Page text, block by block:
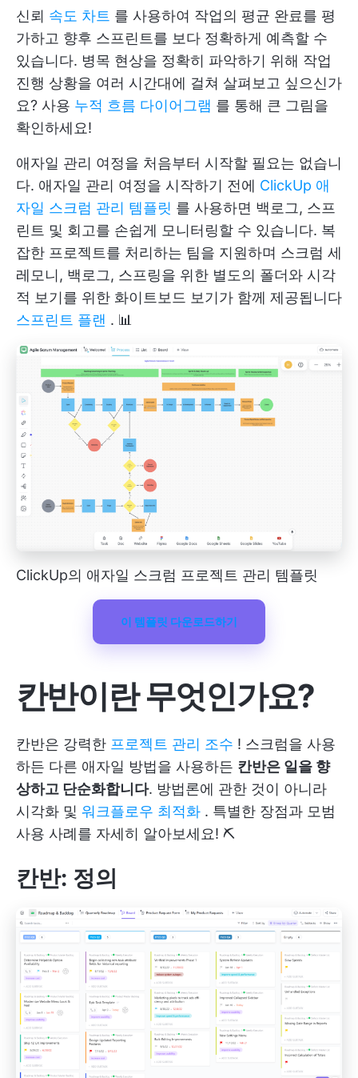
신뢰 속도 차트 를 사용하여 작업의 평균 완료를 평
가하고 향후 스프린트를 보다 정확하게 예측할 수
있습니다. 병목 현상을 정확히 파악하기 위해 작업
진행 상황을 여러 시간대에 걸쳐 살펴보고 싶으신가
요? 사용 누적 흐름 다이어그램 를 통해 큰 그림을
확인하세요!
애자일 관리 여정을 처음부터 시작할 필요는 없습니
다. 애자일 관리 여정을 시작하기 전에 ClickUp 애
자일 스크럼 관리 템플릿 를 사용하면 백로그, 스프
린트 및 회고를 손쉽게 모니터링할 수 있습니다. 복
잡한 프로젝트를 처리하는 팀을 지원하며 스크럼 세
레모니, 백로그, 스프링을 위한 별도의 폴더와 시각
적 보기를 위한 화이트보드 보기가 함께 제공됩니다
스프린트 플랜 . 📊
ClickUp의 애자일 스크럼 프로젝트 관리 템플릿
이 템플릿 다운로드하기
칸반이란 무엇인가요?
칸반은 강력한 프로젝트 관리 조수 ! 스크럼을 사용
하든 다른 애자일 방법을 사용하든 칸반은 일을 향
상하고 단순화합니다. 방법론에 관한 것이 아니라
시각화 및 워크플로우 최적화 . 특별한 장점과 모범
사용 사례를 자세히 알아보세요! ⛏️
칸반: 정의